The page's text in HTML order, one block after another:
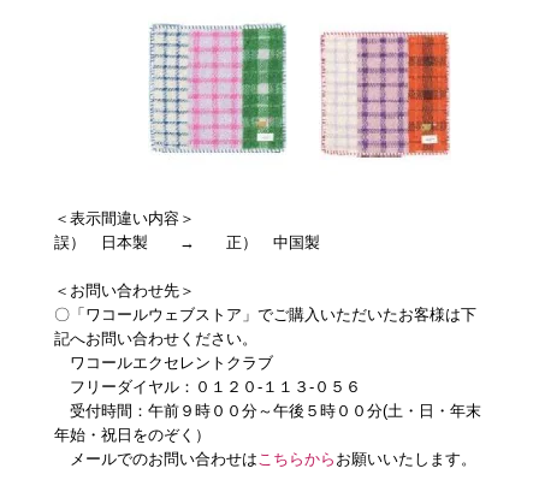
プレゼント・キャンペーン
よくあるご質問
＜表示間違い内容＞
誤） 日本製 → 正） 中国製
＜お問い合わせ先＞
〇「ワコールウェブストア」でご購入いただいたお客様は下
記へお問い合わせください。
ワコールエクセレントクラブ
フリーダイヤル：０１２０-１１３-０５６
受付時間：午前９時００分～午後５時００分(土・日・年末
年始・祝日をのぞく）
メールでのお問い合わせは こちらから お願いいたします。